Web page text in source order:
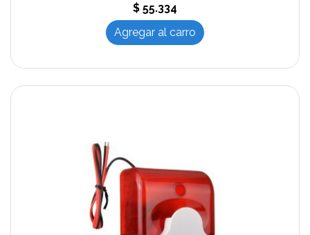
$ 55.334
Agregar al carro